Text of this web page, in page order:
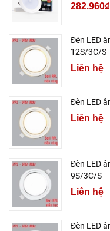
282.960₫
Đèn LED
12S/3C/S
Liên hệ
Đèn LED
Liên hệ
Đèn LED
9S/3C/S
Liên hệ
Đèn LED